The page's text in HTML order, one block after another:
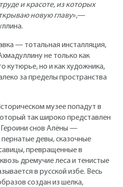
и красоте, из которых
новую главу»,—
— тотальная инсталляция,
не только как
кутюрье, но и как художника,
за пределы пространства
музее попадут в
так широко представлен
Героини снов Алёны —
девы, сказочные
превращенные в
дремучие леса и тенистые
в русской избе. Весь
создан из шелка,